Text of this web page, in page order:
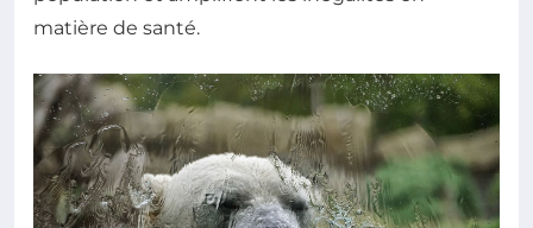
matière de santé.